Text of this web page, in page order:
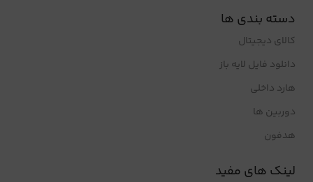
دسته بندی ها
کالای دیجیتال
دانلود فایل لایه باز
هارد داخلی
دوربین ها
هدفون
لینک های مفید